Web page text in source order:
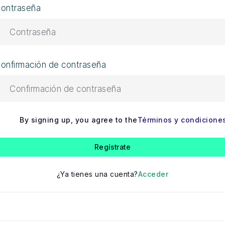
de contraseña
By signing up, you agree to theTérminos y
Regístrate
¿Ya tienes una cuenta?Acceder